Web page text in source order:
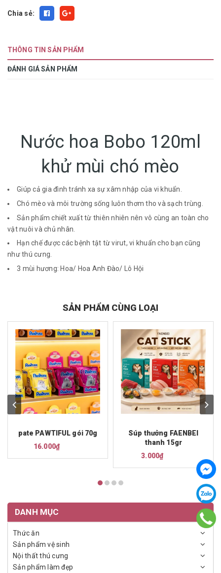
Chia sẻ:
THÔNG TIN SẢN PHẨM
ĐÁNH GIÁ SẢN PHẨM
Nước hoa Bobo 120ml
khử mùi chó mèo
Giúp cả gia đình tránh xa sự xâm nhập của vi khuẩn.
Chó mèo và môi trường sống luôn thơm tho và sạch trùng.
Sản phẩm chiết xuất từ thiên nhiên nên vô cùng an toàn cho
vật nuôi và chủ nhân.
Hạn chế được các bệnh tật từ virut, vi khuẩn cho bạn cũng
như thú cưng.
3 mùi hương: Hoa/ Hoa Anh Đào/ Lô Hội
SẢN PHẨM CÙNG LOẠI
pate PAWTIFUL gói 70g
16.000₫
Súp thưởng FAENBEI
thanh 15gr
3.000₫
DANH MỤC
Thức ăn
Sản phẩm vệ sinh
Nội thất thú cưng
Sản phẩm làm đẹp